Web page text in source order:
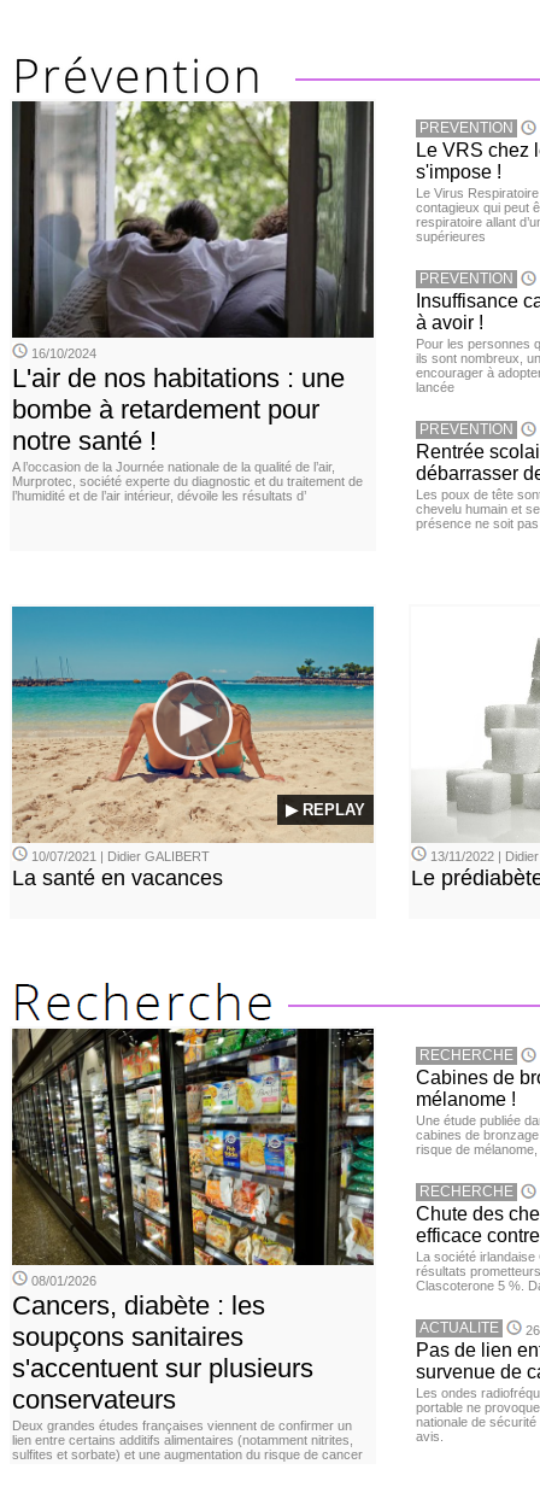
16/10/2024
L'air de nos habitations : une
bombe à retardement pour
notre santé !
A l’occasion de la Journée nationale de la qualité de l’air,
Murprotec, société experte du diagnostic et du traitement de
l’humidité et de l’air intérieur, dévoile les résultats d’
PREVENTION
Le VRS chez
s'impose !
Le Virus
contagieux qui peut
respiratoire allant
supérieures
PREVENTION
Insuffisance
à avoir !
Pour les personnes
ils sont nombreux,
encourager à
lancée
PREVENTION
Rentrée
débarrasser
Les poux de tête
chevelu humain et
présence ne soit
▶ REPLAY
10/07/2021 | Didier GALIBERT
La santé en vacances
13/11/2022 |
Le
08/01/2026
Cancers, diabète : les
soupçons sanitaires
s'accentuent sur plusieurs
conservateurs
Deux grandes études françaises viennent de confirmer un
lien entre certains additifs alimentaires (notamment nitrites,
sulfites et sorbate) et une augmentation du risque de cancer
RECHERCHE
Cabines de
mélanome !
Une étude publiée
cabines de
risque de
RECHERCHE
Chute des
efficace
La société
résultats
Clascoterone 5 %.
ACTUALITE
Pas de lien
survenue de
Les ondes
portable ne
nationale de
avis.